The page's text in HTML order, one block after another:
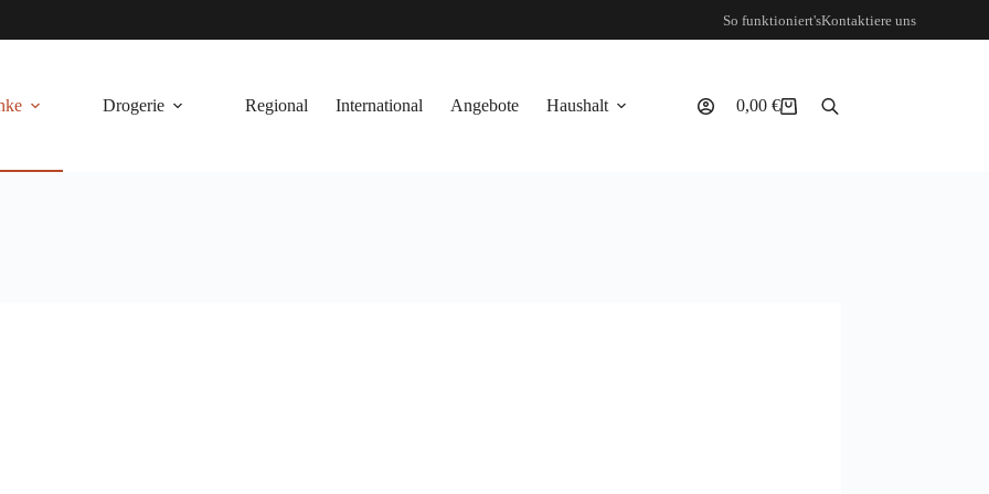
So funktioniert'sKontaktiere uns
Drogerie Regional International Angebote Haushalt Warenkorb
0,00 €